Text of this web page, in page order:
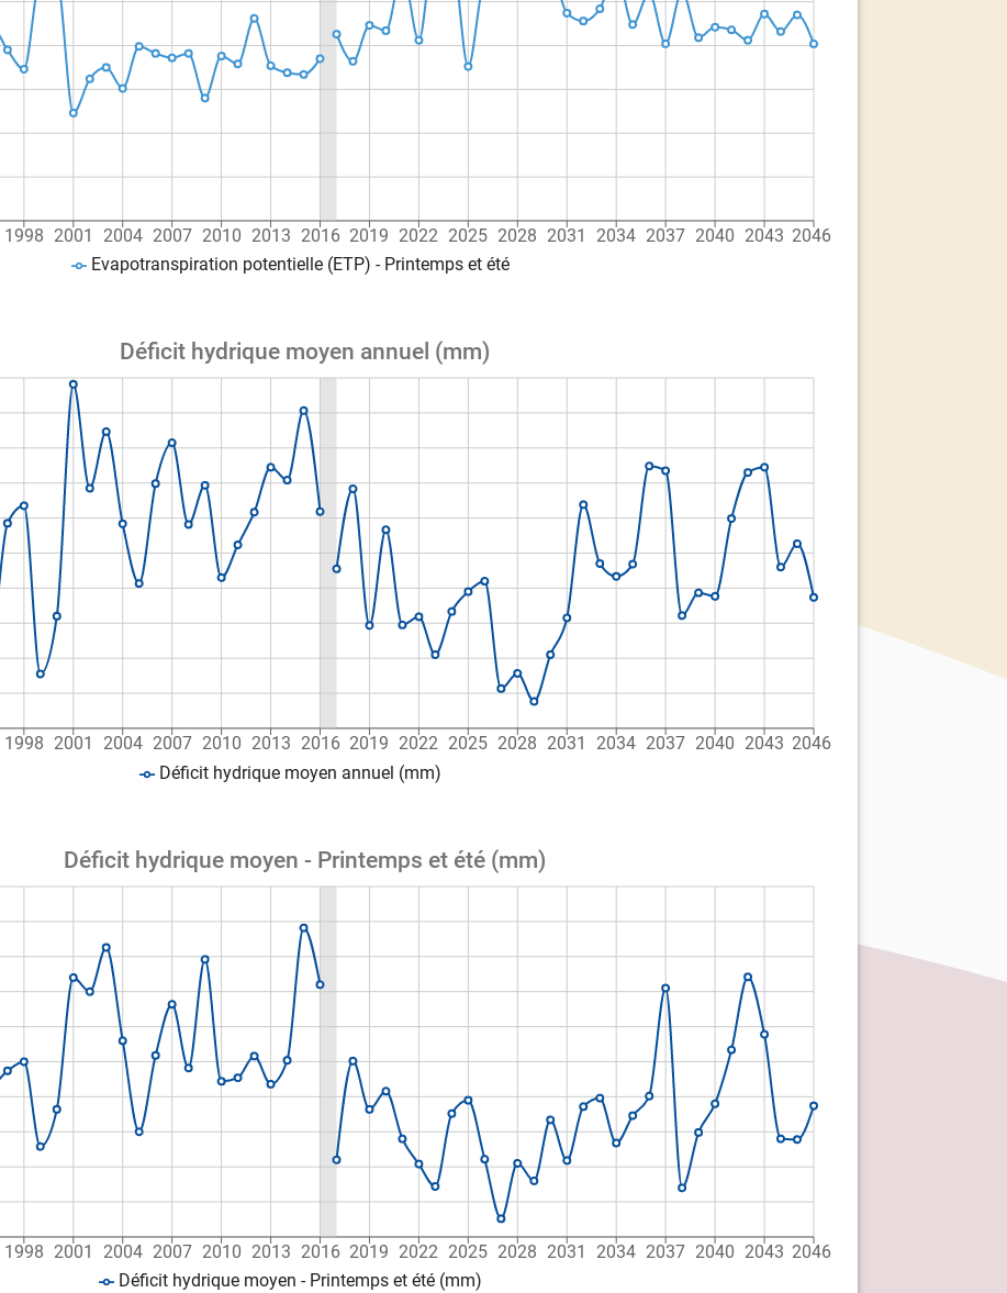
1998 2001 2004 2007 2010 2013 2016 2019 2022 2025 2028 2031 2034 2037 2040 2043 2046
Evapotranspiration potentielle (ETP) - Printemps et été
Déficit hydrique moyen annuel (mm)
1998 2001 2004 2007 2010 2013 2016 2019 2022 2025 2028 2031 2034 2037 2040 2043 2046
Déficit hydrique moyen annuel (mm)
Déficit hydrique moyen - Printemps et été (mm)
1998 2001 2004 2007 2010 2013 2016 2019 2022 2025 2028 2031 2034 2037 2040 2043 2046
Déficit hydrique moyen - Printemps et été (mm)